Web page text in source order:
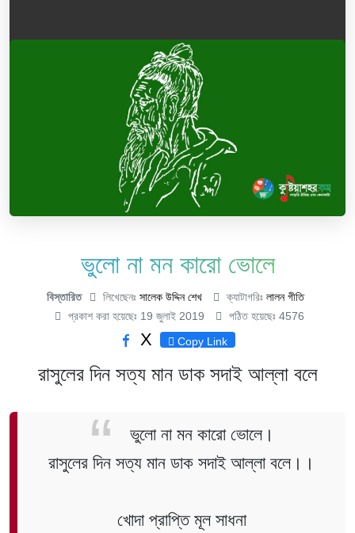
ভুলো না মন কারো ভোলে
বিস্তারিত লিখেছেনঃ সালেক উদ্দিন শেখ ক্যাটাগরিঃ লালন গীতি
প্রকাশ করা হয়েছেঃ 19 জুলাই 2019
পঠিত হয়েছেঃ 4576
X Copy Link
রাসুলের দিন সত্য মান ডাক সদাই আল্লা বলে
ভুলো না মন কারো ভোলে।
রাসুলের দিন সত্য মান ডাক সদাই আল্লা বলে।।
খোদা প্রাপ্তি মূল সাধনা